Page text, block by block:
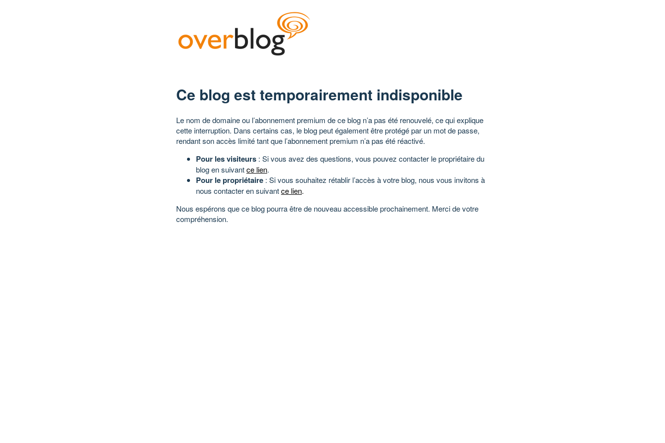
Ce blog est temporairement indisponible
Le nom de domaine ou l’abonnement premium de ce blog n’a pas été renouvelé, ce qui explique
cette interruption. Dans certains cas, le blog peut également être protégé par un mot de passe,
rendant son accès limité tant que l’abonnement premium n’a pas été réactivé.
Pour les visiteurs : Si vous avez des questions, vous pouvez contacter le propriétaire du
blog en suivantce lien.
Pour le propriétaire : Si vous souhaitez rétablir l’accès à votre blog, nous vous invitons à
nous contacter en suivantce lien.
Nous espérons que ce blog pourra être de nouveau accessible prochainement. Merci de votre
compréhension.